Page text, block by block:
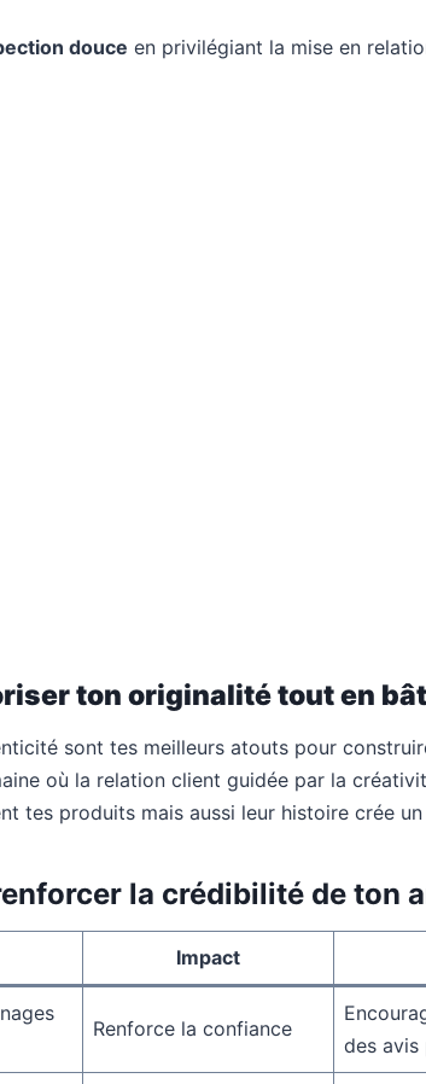
douce en privilégiant la mise en
ton originalité tout en
sont tes meilleurs atouts pour
où la relation client guidée par la
tes produits mais aussi leur histoire crée
la crédibilité de ton
Impact
Renforce la confiance
des